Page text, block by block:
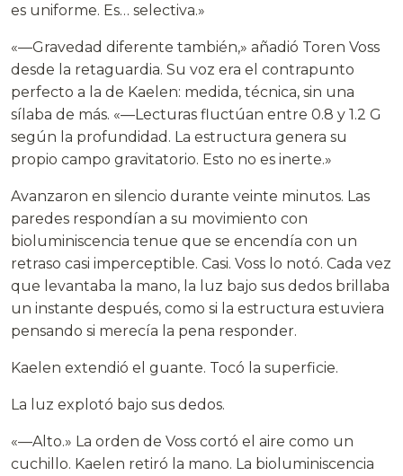
es uniforme. Es… selectiva.»
«—Gravedad diferente también,» añadió Toren Voss
desde la retaguardia. Su voz era el contrapunto
perfecto a la de Kaelen: medida, técnica, sin una
sílaba de más. «—Lecturas fluctúan entre 0.8 y 1.2 G
según la profundidad. La estructura genera su
propio campo gravitatorio. Esto no es inerte.»
Avanzaron en silencio durante veinte minutos. Las
paredes respondían a su movimiento con
bioluminiscencia tenue que se encendía con un
retraso casi imperceptible. Casi. Voss lo notó. Cada vez
que levantaba la mano, la luz bajo sus dedos brillaba
un instante después, como si la estructura estuviera
pensando si merecía la pena responder.
Kaelen extendió el guante. Tocó la superficie.
La luz explotó bajo sus dedos.
«—Alto.» La orden de Voss cortó el aire como un
cuchillo. Kaelen retiró la mano. La bioluminiscencia